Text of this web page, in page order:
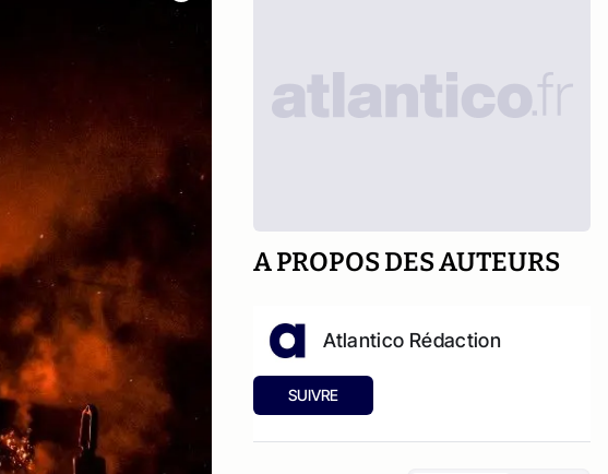
A PROPOS DES AUTEURS
Atlantico Rédaction
SUIVRE